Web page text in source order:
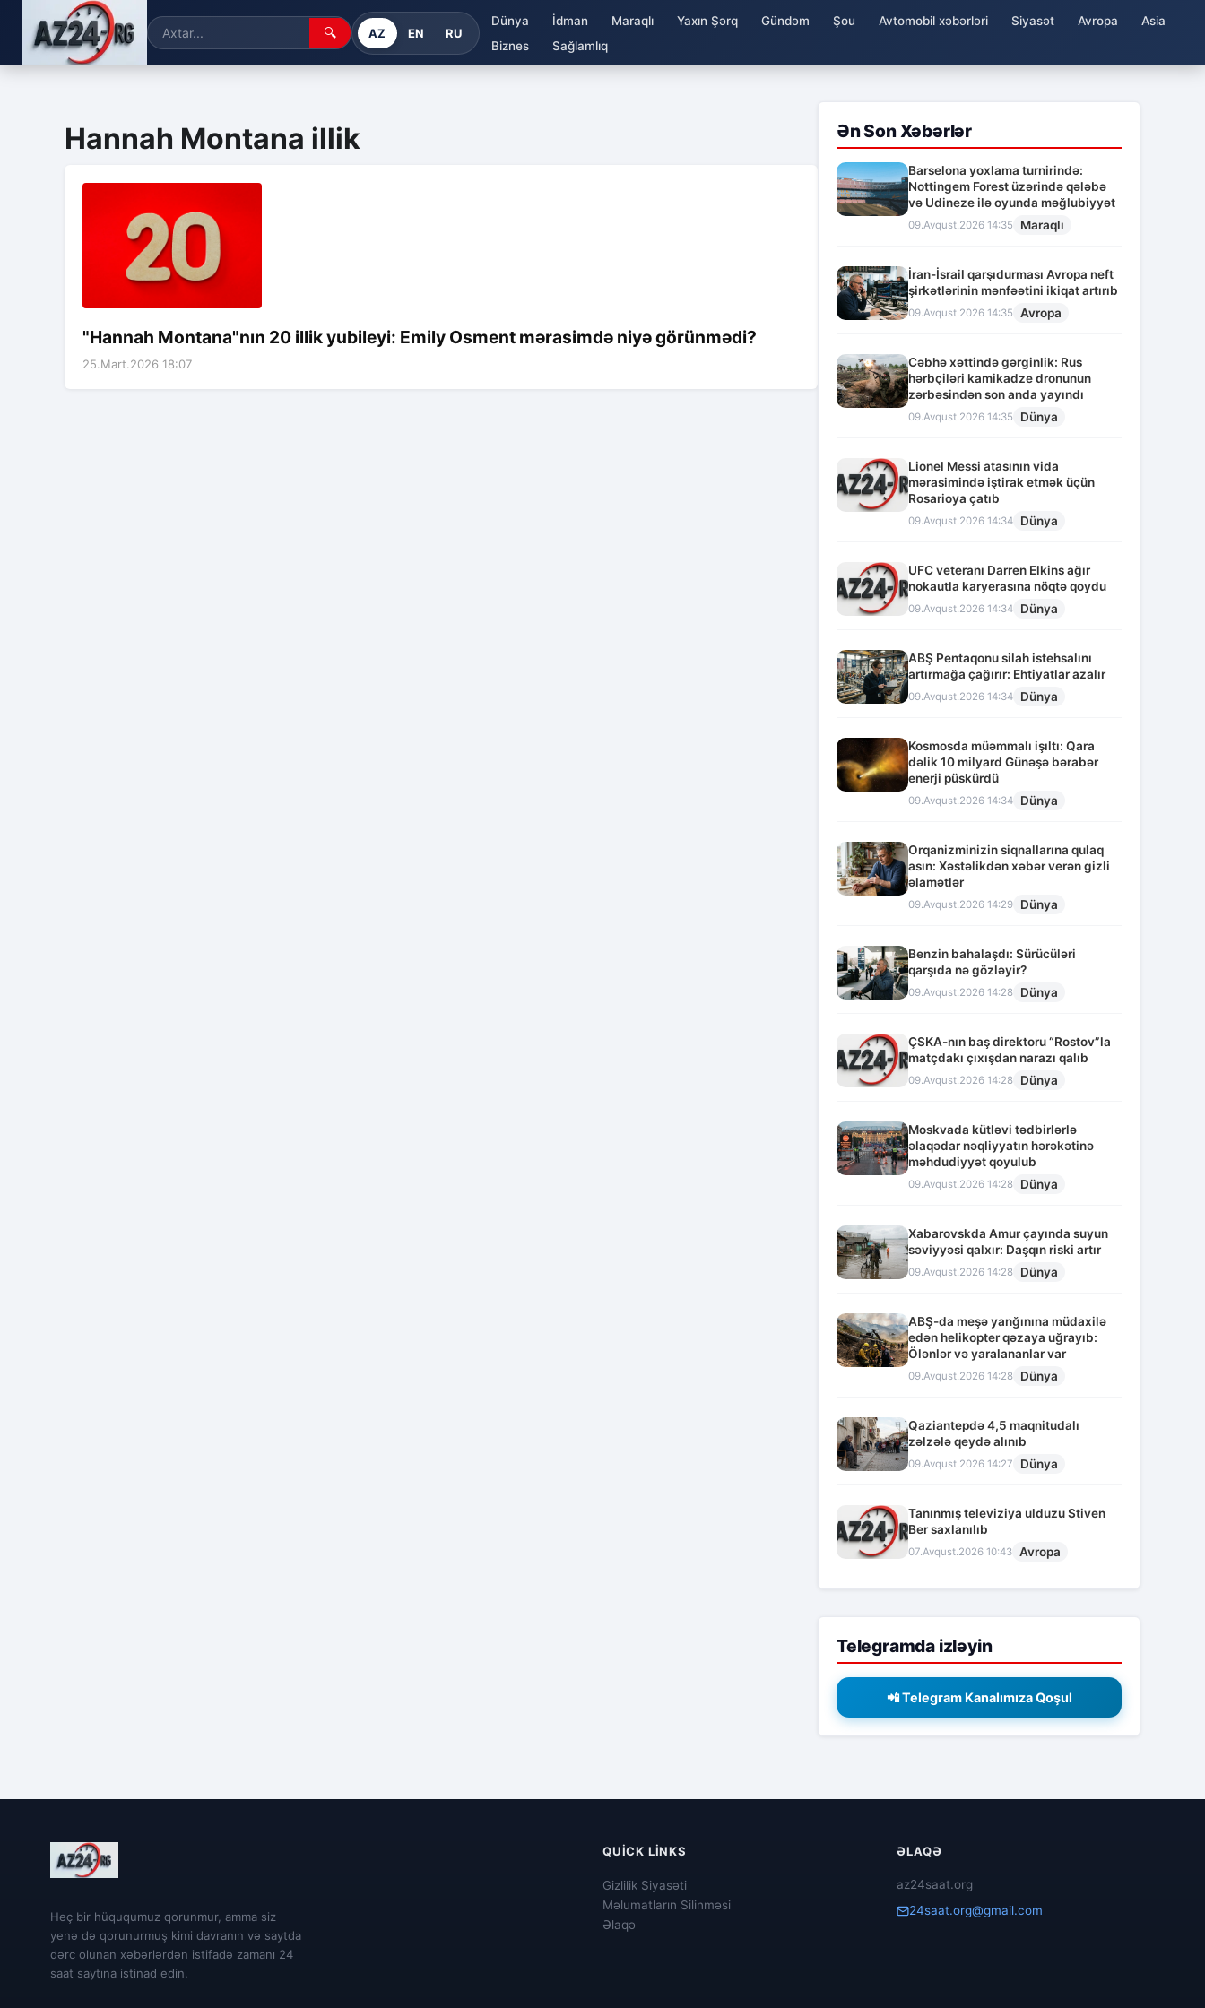
🔍 AZ EN RU
Dünya İdman Maraqlı Yaxın Şərq Gündəm Şou Avtomobil xəbərləri Siyasət Avropa
Asia
Biznes
Sağlamlıq
Hannah Montana illik
"Hannah Montana"nın 20 illik yubileyi: Emily Osment mərasimdə niyə görünmədi?
25.Mart.2026 18:07
Ən Son Xəbərlər
Barselona yoxlama turnirində:
Nottingem Forest üzərində qələbə
və Udineze ilə oyunda məğlubiyyət
09.Avqust.2026 14:35 Maraqlı
İran-İsrail qarşıdurması Avropa neft
şirkətlərinin mənfəətini ikiqat artırıb
09.Avqust.2026 14:35 Avropa
Cəbhə xəttində gərginlik: Rus
hərbçiləri kamikadze dronunun
zərbəsindən son anda yayındı
09.Avqust.2026 14:35 Dünya
Lionel Messi atasının vida
mərasimində iştirak etmək üçün
Rosarioya çatıb
09.Avqust.2026 14:34 Dünya
UFC veteranı Darren Elkins ağır
nokautla karyerasına nöqtə qoydu
09.Avqust.2026 14:34 Dünya
ABŞ Pentaqonu silah istehsalını
artırmağa çağırır: Ehtiyatlar azalır
09.Avqust.2026 14:34 Dünya
Kosmosda müəmmalı işıltı: Qara
dəlik 10 milyard Günəşə bərabər
enerji püskürdü
09.Avqust.2026 14:34 Dünya
Orqanizminizin siqnallarına qulaq
asın: Xəstəlikdən xəbər verən gizli
əlamətlər
09.Avqust.2026 14:29 Dünya
Benzin bahalaşdı: Sürücüləri
qarşıda nə gözləyir?
09.Avqust.2026 14:28 Dünya
ÇSKA-nın baş direktoru “Rostov”la
matçdakı çıxışdan narazı qalıb
09.Avqust.2026 14:28 Dünya
Moskvada kütləvi tədbirlərlə
əlaqədar nəqliyyatın hərəkətinə
məhdudiyyət qoyulub
09.Avqust.2026 14:28 Dünya
Xabarovskda Amur çayında suyun
səviyyəsi qalxır: Daşqın riski artır
09.Avqust.2026 14:28 Dünya
ABŞ-da meşə yanğınına müdaxilə
edən helikopter qəzaya uğrayıb:
Ölənlər və yaralananlar var
09.Avqust.2026 14:28 Dünya
Qaziantepdə 4,5 maqnitudalı
zəlzələ qeydə alınıb
09.Avqust.2026 14:27 Dünya
Tanınmış televiziya ulduzu Stiven
Ber saxlanılıb
07.Avqust.2026 10:43 Avropa
Telegramda izləyin
📲 Telegram Kanalımıza Qoşul
Heç bir hüququmuz qorunmur, amma siz
yenə də qorunurmuş kimi davranın və saytda
dərc olunan xəbərlərdən istifadə zamanı 24
saat saytına istinad edin.
QUICK LINKS
Gizlilik Siyasəti
Məlumatların Silinməsi
Əlaqə
ƏLAQƏ
az24saat.org
24saat.org@gmail.com